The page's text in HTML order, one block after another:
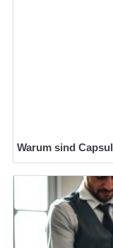
Warum sind